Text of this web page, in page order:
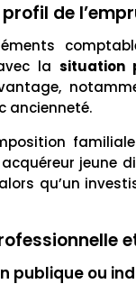
profil de
la situation
ancienneté.
acquéreur jeune
qu’un
publique ou